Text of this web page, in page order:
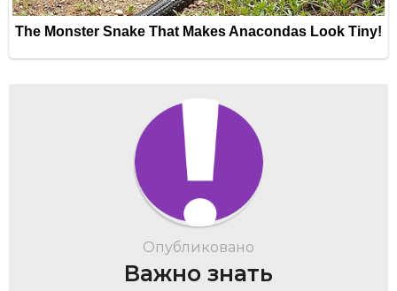
Опубликовано
Важно знать